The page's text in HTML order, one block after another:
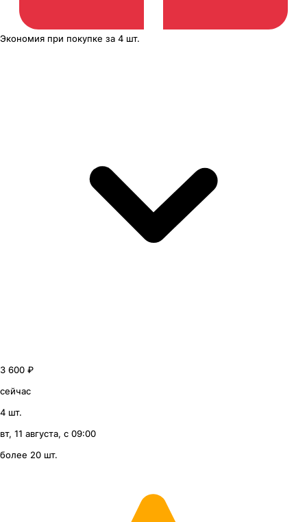
Экономия при покупке за 4 шт.
3 600 ₽
сейчас
4 шт.
вт, 11 августа, с 09:00
более 20 шт.